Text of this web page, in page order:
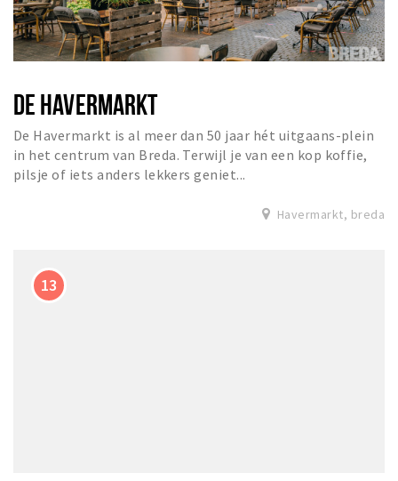
DE HAVERMARKT
De Havermarkt is al meer dan 50 jaar hét uitgaans-plein
in het centrum van Breda. Terwijl je van een kop koffie,
pilsje of iets anders lekkers geniet...
Havermarkt, breda